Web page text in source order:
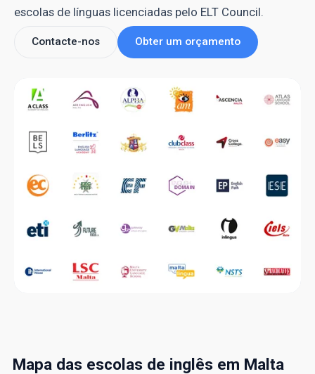
escolas de línguas licenciadas pelo ELT Council.
Contacte-nos Obter um orçamento
Mapa das escolas de inglês em Malta